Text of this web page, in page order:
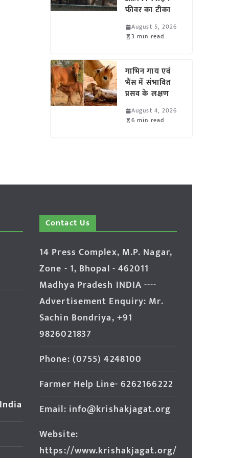
फीवर का टीका
August 5, 2026
3 min read
गाभिन गाय एवं
भैंस में संभावित
प्रसव के लक्षण
August 4, 2026
6 min read
Contact Us
14 Press Complex, M.P. Nagar,
Zone - 1, Bhopal - 462011
Madhya Pradesh INDIA ----
Advertisement Enquiry: Mr.
Sachin Bondriya, +91
9826021837
Phone: (0755) 4248100
Farmer Help Line- 6262166222
Email: info@krishakjagat.org
Website:
https://www.krishakjagat.org/